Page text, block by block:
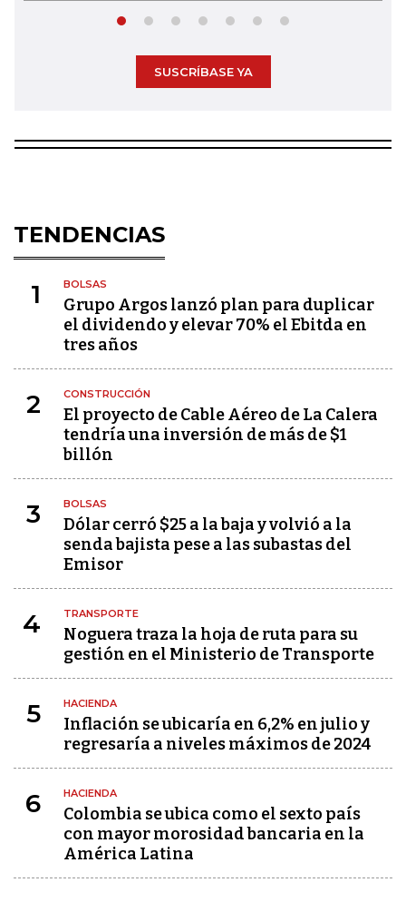
SUSCRÍBASE YA
TENDENCIAS
1 BOLSAS
Grupo Argos lanzó plan para duplicar
el dividendo y elevar 70% el Ebitda en
tres años
2 CONSTRUCCIÓN
El proyecto de Cable Aéreo de La Calera
tendría una inversión de más de $1
billón
3 BOLSAS
Dólar cerró $25 a la baja y volvió a la
senda bajista pese a las subastas del
Emisor
4 TRANSPORTE
Noguera traza la hoja de ruta para su
gestión en el Ministerio de Transporte
5 HACIENDA
Inflación se ubicaría en 6,2% en julio y
regresaría a niveles máximos de 2024
6 HACIENDA
Colombia se ubica como el sexto país
con mayor morosidad bancaria en la
América Latina